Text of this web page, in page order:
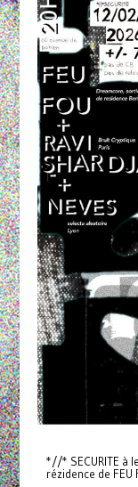
*//* SECURITE à
rézidence de FEU